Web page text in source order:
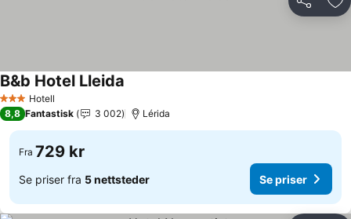
Del
3 StjernerHotell
B&b Hotel Lleida
8,8 Fantastisk 3 002 Lérida
Fra 729 kr
Se priser fra 5 nettsteder Se priser